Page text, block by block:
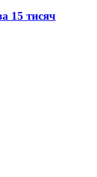
15 тисяч